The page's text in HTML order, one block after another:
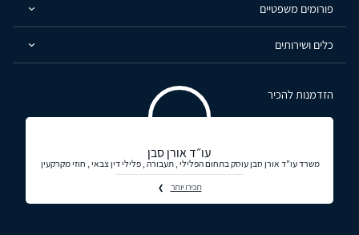
פורומים משפטיים
כלים ושירותים
הזדמנות להכיר
עו״ד אורן סבן
משרד עו"ד אורן סבן עוסק בתחום הפלילי , תעבורה , פלילי דין צבאי , חוזי מקרקעין
תכירו יותר